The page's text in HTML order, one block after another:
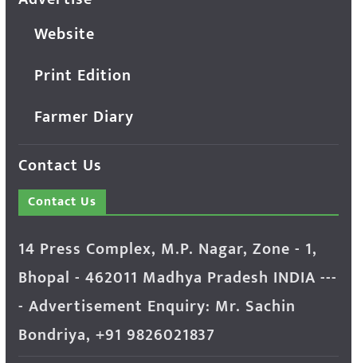
Website
Print Edition
Farmer Diary
Contact Us
Contact Us
14 Press Complex, M.P. Nagar, Zone - 1,
Bhopal - 462011 Madhya Pradesh INDIA ---
- Advertisement Enquiry: Mr. Sachin
Bondriya, +91 9826021837